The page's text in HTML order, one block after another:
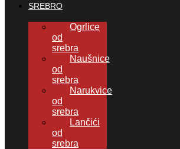
SREBRO
Ogrlice
od
srebra
Naušnice
od
srebra
Narukvice
od
srebra
Lančići
od
srebra